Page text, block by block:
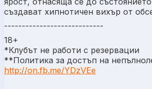
създават хипнотичен вихър от
----------------------------
18+
*Клубът не работи с резервации
**Политика за достъп на
http://on.fb.me/YDzVEe